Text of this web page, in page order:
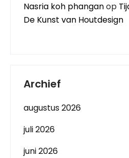
Nasria koh phanganop
De Kunst van Houtdesign
Archief
augustus 2026
juli 2026
juni 2026